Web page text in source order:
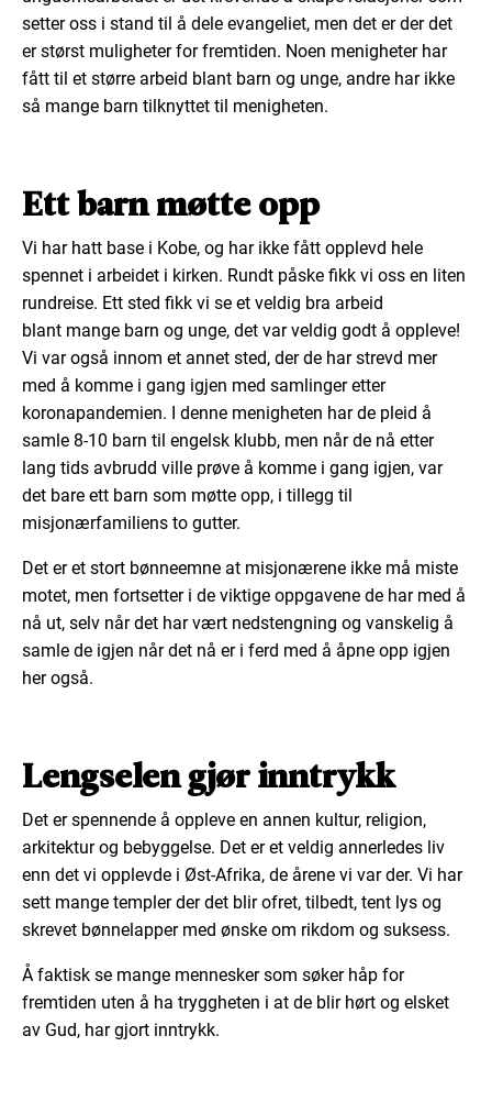
setter oss i stand til å dele evangeliet, men det er der det
er størst muligheter for fremtiden. Noen menigheter har
fått til et større arbeid blant barn og unge, andre har ikke
så mange barn tilknyttet til menigheten.
Ett barn møtte opp
Vi har hatt base i Kobe, og har ikke fått opplevd hele
spennet i arbeidet i kirken. Rundt påske fikk vi oss en liten
rundreise. Ett sted fikk vi se et veldig bra arbeid
blant mange barn og unge, det var veldig godt å oppleve!
Vi var også innom et annet sted, der de har strevd mer
med å komme i gang igjen med samlinger etter
koronapandemien. I denne menigheten har de pleid å
samle 8-10 barn til engelsk klubb, men når de nå etter
lang tids avbrudd ville prøve å komme i gang igjen, var
det bare ett barn som møtte opp, i tillegg til
misjonærfamiliens to gutter.
Det er et stort bønneemne at misjonærene ikke må miste
motet, men fortsetter i de viktige oppgavene de har med å
nå ut, selv når det har vært nedstengning og vanskelig å
samle de igjen når det nå er i ferd med å åpne opp igjen
her også.
Lengselen gjør inntrykk
Det er spennende å oppleve en annen kultur, religion,
arkitektur og bebyggelse. Det er et veldig annerledes liv
enn det vi opplevde i Øst-Afrika, de årene vi var der. Vi har
sett mange templer der det blir ofret, tilbedt, tent lys og
skrevet bønnelapper med ønske om rikdom og suksess.
Å faktisk se mange mennesker som søker håp for
fremtiden uten å ha tryggheten i at de blir hørt og elsket
av Gud, har gjort inntrykk.